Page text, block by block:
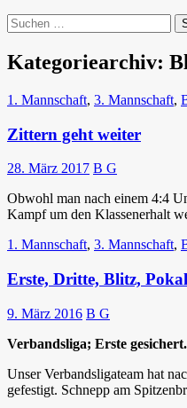
Suchen
nach:
Kategoriearchiv:
1. Mannschaft, 3. Mannschaft,
Zittern geht weiter
28. März 2017 B G
Obwohl man nach einem 4:4
Kampf um den Klassenerhalt
1. Mannschaft, 3. Mannschaft,
Erste, Dritte, Blitz,
9. März 2016 B G
Verbandsliga; Erste gesichert.
Unser Verbandsligateam hat
gefestigt. Schnepp am